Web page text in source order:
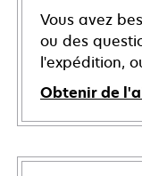
Vous avez
ou des
l'expédition,
Obtenir de